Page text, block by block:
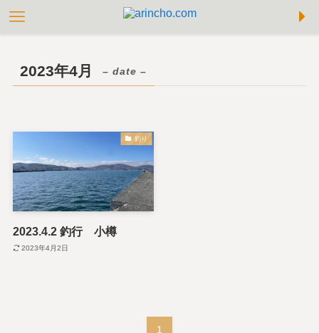
2023年4月 – date –
釣り
2023.4.2 釣行 小樽
2023年4月2日
1